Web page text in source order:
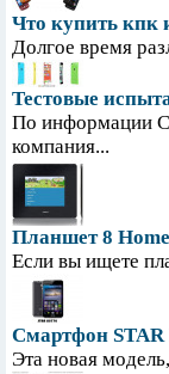
Что купить кпк
Долгое время
Тестовые
По информации
компания...
Планшет 8
Если вы ищете
Смартфон STAR
Эта новая